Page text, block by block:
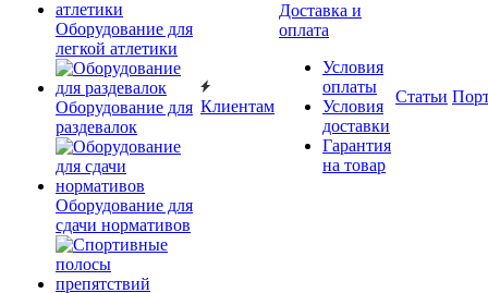
Оборудование для
легкой атлетики
Оборудование для
раздевалок
Оборудование для
сдачи нормативов
Клиентам
Доставка и
оплата
Условия
оплаты
Условия
доставки
Гарантия
на товар
Статьи